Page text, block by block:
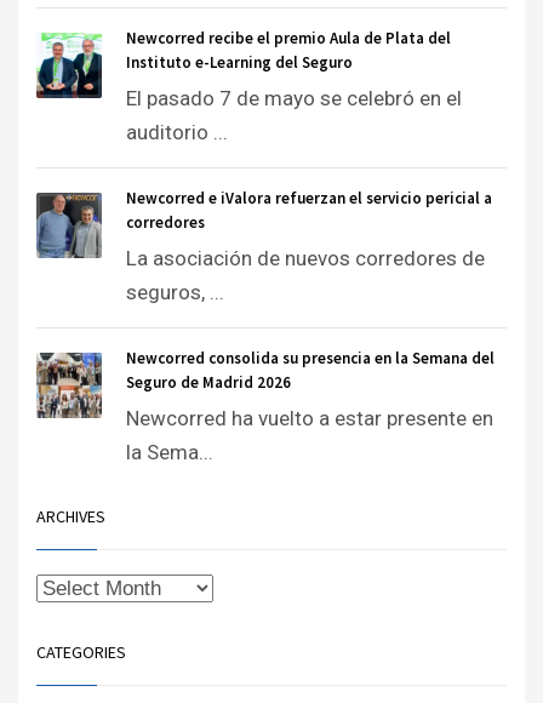
Newcorred recibe el premio Aula de Plata del
Instituto e-Learning del Seguro
El pasado 7 de mayo se celebró en el
auditorio ...
Newcorred e iValora refuerzan el servicio pericial a
corredores
La asociación de nuevos corredores de
seguros, ...
Newcorred consolida su presencia en la Semana del
Seguro de Madrid 2026
Newcorred ha vuelto a estar presente en
la Sema...
ARCHIVES
CATEGORIES